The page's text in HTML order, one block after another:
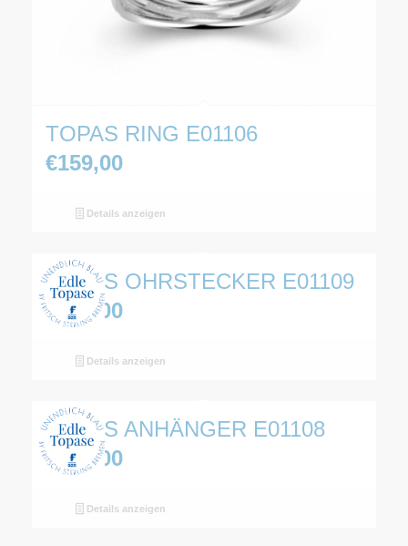
TOPAS RING E01106
€159,00
Details anzeigen
TOPAS OHRSTECKER E01109
€ 135,00
Details anzeigen
TOPAS ANHÄNGER E01108
€ 119,00
Details anzeigen